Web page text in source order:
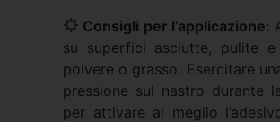
Consigli per l’applicazione:
su superfici asciutte, pulite
polvere o grasso. Esercitare
pressione sul nastro durante
per attivare al meglio